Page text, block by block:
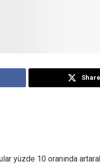
yüzde 10 oranında